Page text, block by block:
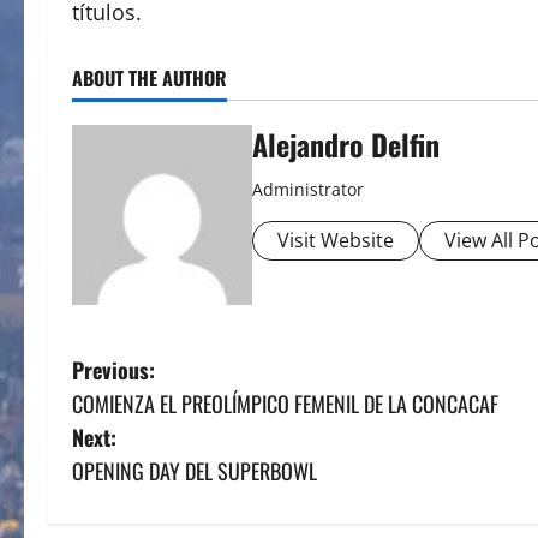
títulos.
ABOUT THE AUTHOR
Alejandro Delfin
Administrator
Visit Website View All
P
o
s
Previous:
COMIENZA EL PREOLÍMPICO FEMENIL DE LA CONCACAF
Next:
OPENING DAY DEL SUPERBOWL